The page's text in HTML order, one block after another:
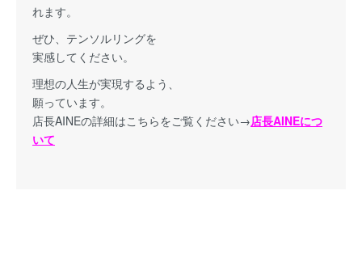
れます。
ぜひ、テンソルリングを
実感してください。
理想の人生が実現するよう、
願っています。
店長AINEの詳細はこちらをご覧ください→店長AINEにつ
いて